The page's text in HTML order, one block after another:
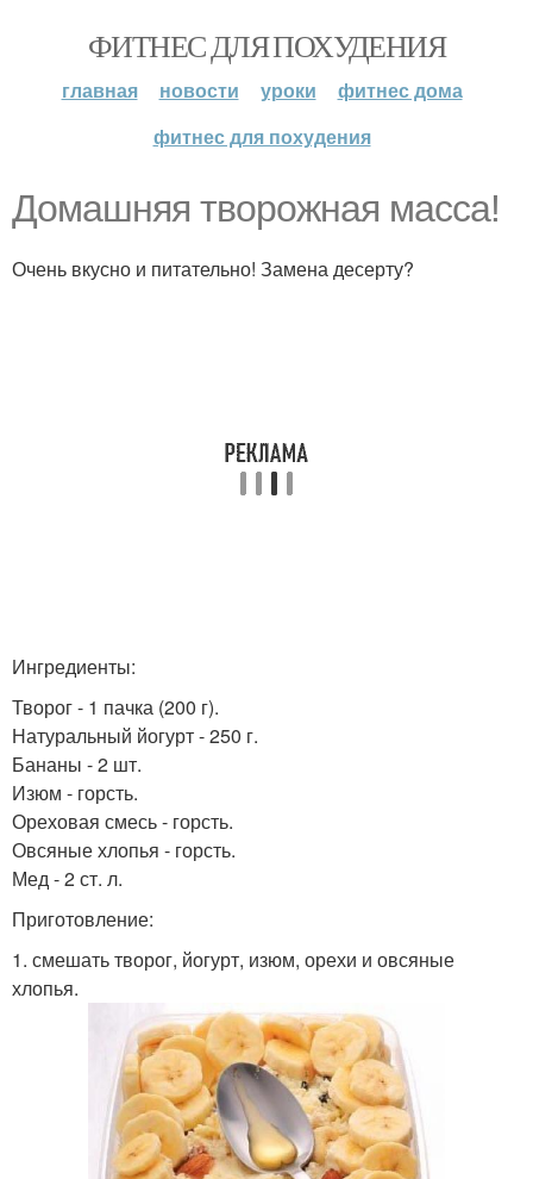
ФИТНЕС ДЛЯ ПОХУДЕНИЯ
главная новости уроки
фитнес дома
фитнес для похудения
Домашняя творожная масса!
Очень вкусно и питательно! Замена десерту?
Ингредиенты:
Творог - 1 пачка (200 г).
Натуральный йогурт - 250 г.
Бананы - 2 шт.
Изюм - горсть.
Ореховая смесь - горсть.
Овсяные хлопья - горсть.
Мед - 2 ст. л.
Приготовление:
1. смешать творог, йогурт, изюм, орехи и овсяные
хлопья.